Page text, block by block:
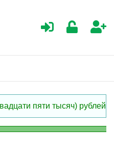
пяти тысяч) рублей